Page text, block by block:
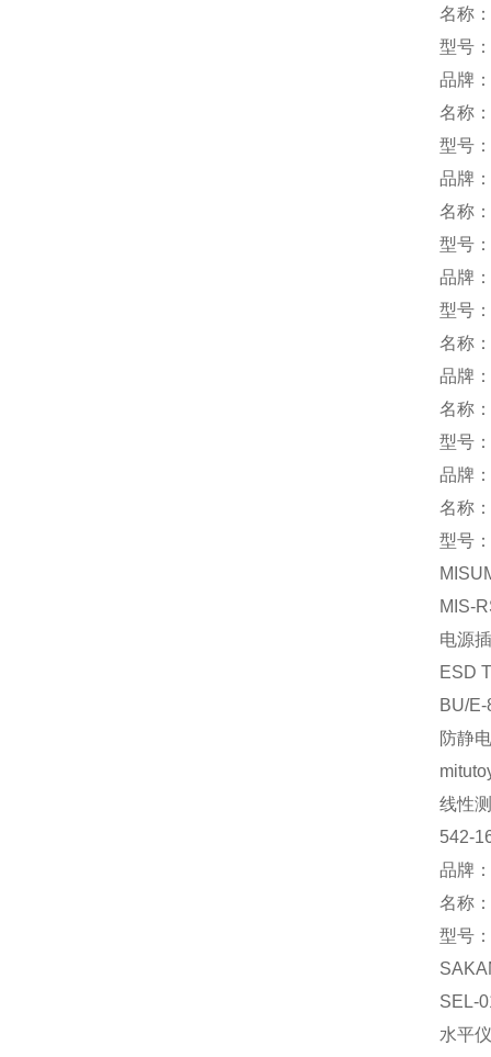
名称
型号
品牌
名称
型号
品牌
名称
型号
品牌
型号
名称
品牌
名称
型号
品牌
名称
型号
MIS-
电源
ESD
BU/
防静
线性
542-
品牌
名称
型号
SEL-
水平仪